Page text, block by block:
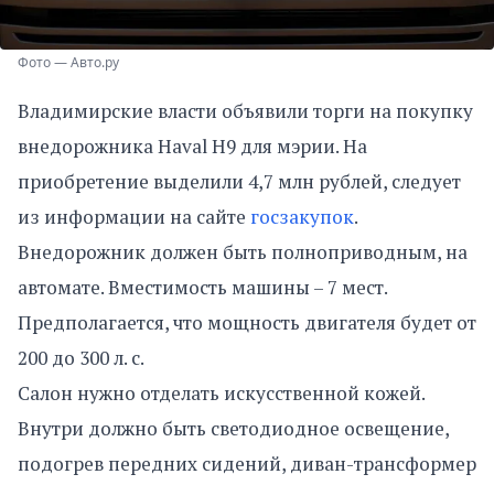
Фото — Авто.ру
Владимирские власти объявили торги на покупку
внедорожника Haval H9 для мэрии. На
приобретение выделили 4,7 млн рублей, следует
из информации на сайте госзакупок.
Внедорожник должен быть полноприводным, на
автомате. Вместимость машины – 7 мест.
Предполагается, что мощность двигателя будет от
200 до 300 л. с.
Салон нужно отделать искусственной кожей.
Внутри должно быть светодиодное освещение,
подогрев передних сидений, диван-трансформер